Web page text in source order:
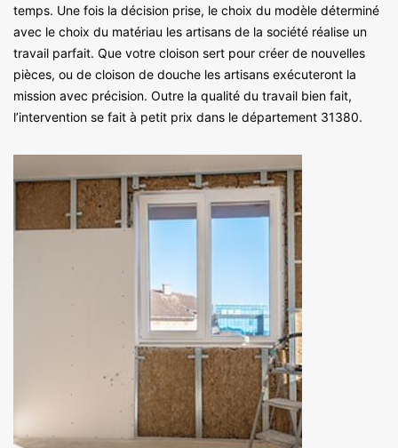
temps. Une fois la décision prise, le choix du modèle déterminé
avec le choix du matériau les artisans de la société réalise un
travail parfait. Que votre cloison sert pour créer de nouvelles
pièces, ou de cloison de douche les artisans exécuteront la
mission avec précision. Outre la qualité du travail bien fait,
l’intervention se fait à petit prix dans le département 31380.